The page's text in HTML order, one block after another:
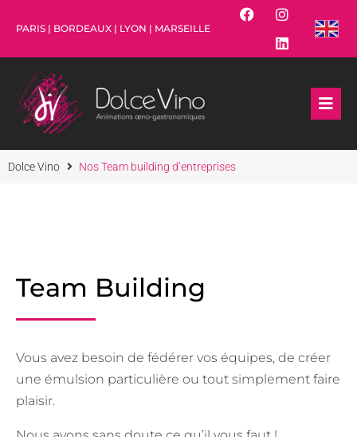
PARIS | BORDEAUX | LYON | MARSEILLE
Dolce Vino Nos Team building d’entreprises
Team Building
Vous avez besoin de fédérer vos équipes, de créer
une émulsion particulière ou tout simplement faire
plaisir.